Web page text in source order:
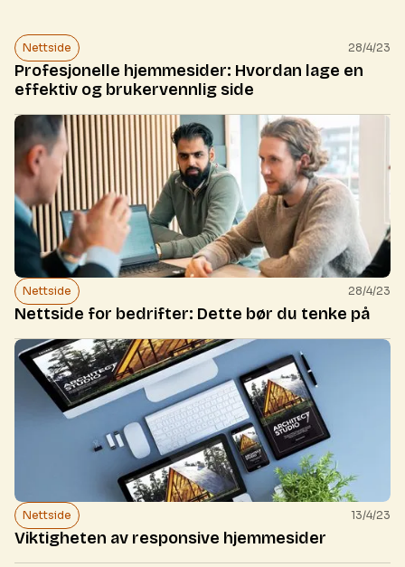
Nettside 28/4/23
Profesjonelle hjemmesider: Hvordan lage en
effektiv og brukervennlig side
Nettside 28/4/23
Nettside for bedrifter: Dette bør du tenke på
Nettside 13/4/23
Viktigheten av responsive hjemmesider